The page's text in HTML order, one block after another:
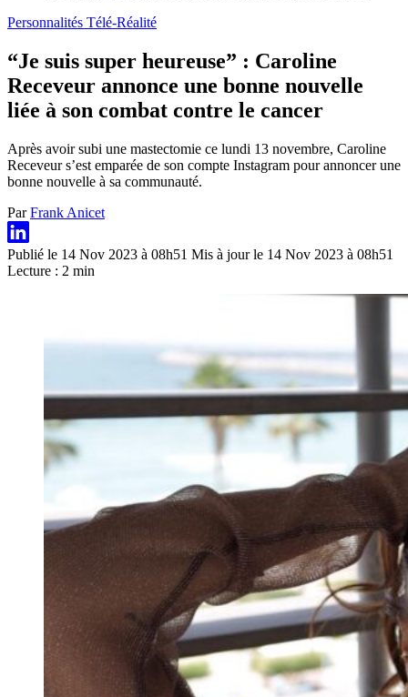
Personnalités Télé-Réalité
“Je suis super heureuse” : Caroline
Receveur annonce une bonne nouvelle
liée à son combat contre le cancer
Après avoir subi une mastectomie ce lundi 13 novembre, Caroline
Receveur s’est emparée de son compte Instagram pour annoncer une
bonne nouvelle à sa communauté.
ParFrank Anicet
Publié le 14 Nov 2023 à 08h51 Mis à jour le 14 Nov 2023 à 08h51
Lecture : 2 min